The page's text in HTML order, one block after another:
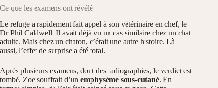
Ce que les examens ont révélé
Le refuge a rapidement fait appel à son vétérinaire en chef, le
Dr Phil Caldwell. Il avait déjà vu un cas similaire chez un chat
adulte. Mais chez un chaton, c’était une autre histoire. Là
aussi, l’effet de surprise a été total.
Après plusieurs examens, dont des radiographies, le verdict est
tombé. Zoe souffrait d’un emphysème sous-cutané. En